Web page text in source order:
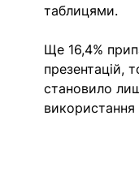
таблицями.
Ще 16,4%
презентацій,
становило